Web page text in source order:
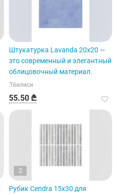
Штукатурка Lavanda 20x20 —
это современный и элегантный
облицовочный материал.
Тбилиси
55.50 ₾
2
Рубик Cendra 15x30 для